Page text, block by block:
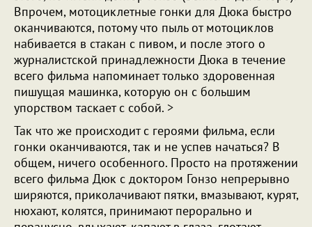
Впрочем, мотоциклетные гонки для Дюка быстро
оканчиваются, потому что пыль от мотоциклов
набивается в стакан с пивом, и после этого о
журналистской принадлежности Дюка в течение
всего фильма напоминает только здоровенная
пишущая машинка, которую он с большим
упорством таскает с собой. >
Так что же происходит с героями фильма, если
гонки оканчиваются, так и не успев начаться? В
общем, ничего особенного. Просто на протяжении
всего фильма Дюк с доктором Гонзо непрерывно
ширяются, приколачивают пятки, вмазывают, курят,
нюхают, колятся, принимают перорально и